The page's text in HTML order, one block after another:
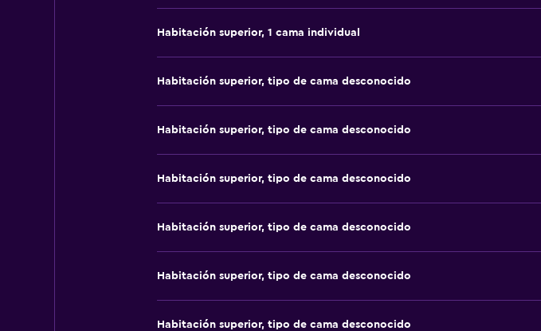
Habitación superior, 1 cama individual
Habitación superior, tipo de cama desconocido
Habitación superior, tipo de cama desconocido
Habitación superior, tipo de cama desconocido
Habitación superior, tipo de cama desconocido
Habitación superior, tipo de cama desconocido
Habitación superior, tipo de cama desconocido